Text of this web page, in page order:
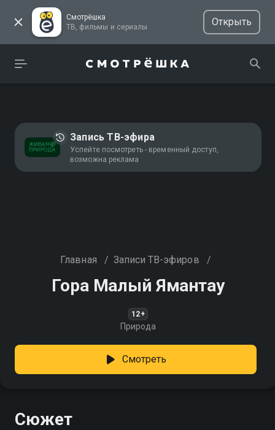
Смотрёшка
ТВ, фильмы и сериалы
Открыть
Запись ТВ-эфира
Успейте посмотреть - временный доступ,
возможна реклама
Главная / Записи ТВ-эфиров /
Гора Малый Ямантау
12+
Природа
Смотреть
Сюжет